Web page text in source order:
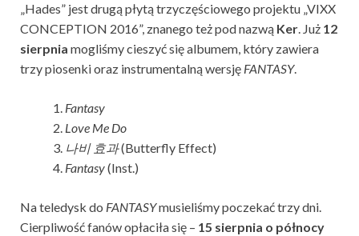
„Hades” jest drugą płytą trzyczęściowego projektu „VIXX
CONCEPTION 2016”, znanego też pod nazwą Ker. Już 12
sierpnia mogliśmy cieszyć się albumem, który zawiera
trzy piosenki oraz instrumentalną wersję FANTASY.
Fantasy
Love Me Do
나비 효과(Butterfly Effect)
Fantasy(Inst.)
Na teledysk do FANTASYmusieliśmy poczekać trzy dni.
Cierpliwość fanów opłaciła się – 15 sierpnia o północy